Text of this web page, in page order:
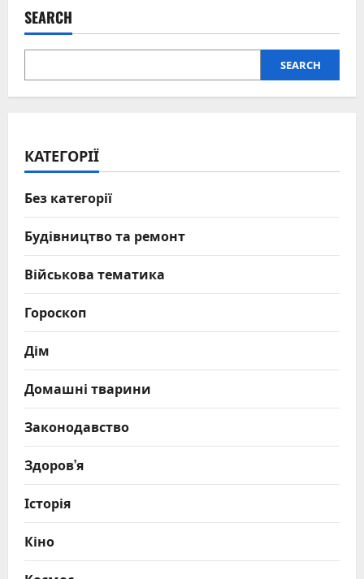
SEARCH
SEARCH
КАТЕГОРІЇ
Без категорії
Будівництво та ремонт
Військова тематика
Гороскоп
Дім
Домашні тварини
Законодавство
Здоров’я
Історія
Кіно